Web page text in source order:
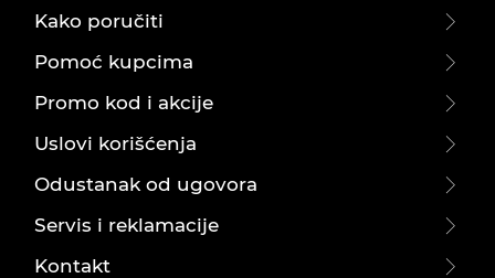
Kako poručiti
Pomoć kupcima
Promo kod i akcije
Uslovi korišćenja
Odustanak od ugovora
Servis i reklamacije
Kontakt